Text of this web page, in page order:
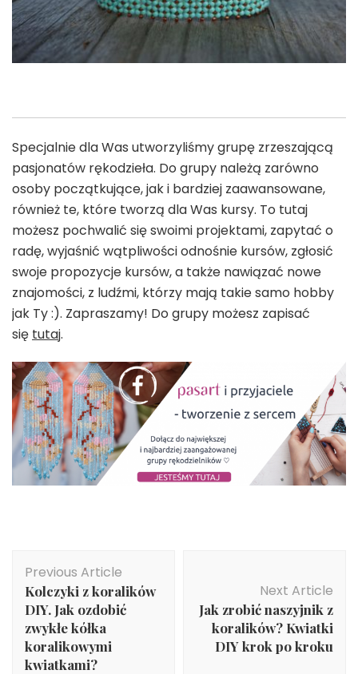
Specjalnie dla Was utworzyliśmy grupę zrzeszającą
pasjonatów rękodzieła. Do grupy należą zarówno
osoby początkujące, jak i bardziej zaawansowane,
również te, które tworzą dla Was kursy. To tutaj
możesz pochwalić się swoimi projektami, zapytać o
radę, wyjaśnić wątpliwości odnośnie kursów, zgłosić
swoje propozycje kursów, a także nawiązać nowe
znajomości, z ludźmi, którzy mają takie samo hobby
jak Ty :). Zapraszamy! Do grupy możesz zapisać
się tutaj.
Navigation
Previous Article
Kolczyki z koralików
DIY. Jak ozdobić
zwykłe kółka
koralikowymi
kwiatkami?
Next Article
Jak zrobić naszyjnik z
koralików? Kwiatki
DIY krok po kroku